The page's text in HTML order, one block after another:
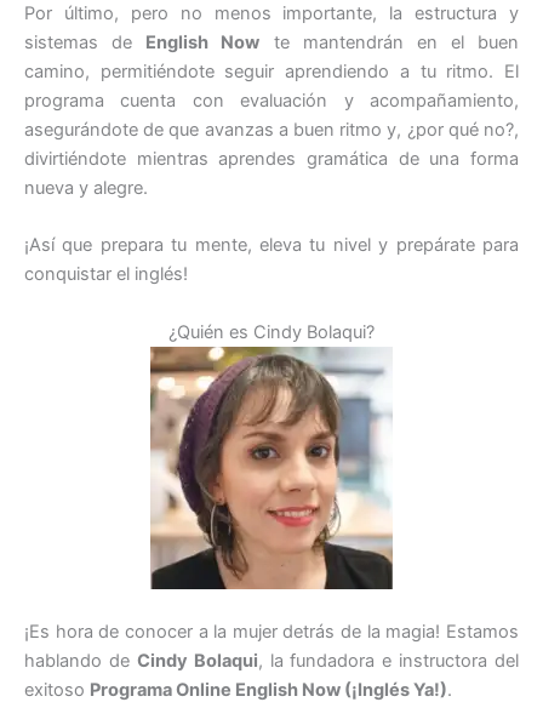
Por último, pero no menos importante, la estructura y
sistemas de English Now te mantendrán en el buen
camino, permitiéndote seguir aprendiendo a tu ritmo. El
programa cuenta con evaluación y acompañamiento,
asegurándote de que avanzas a buen ritmo y, ¿por qué no?,
divirtiéndote mientras aprendes gramática de una forma
nueva y alegre.
¡Así que prepara tu mente, eleva tu nivel y prepárate para
conquistar el inglés!
¿Quién es Cindy Bolaqui?
¡Es hora de conocer a la mujer detrás de la magia! Estamos
hablando de Cindy Bolaqui, la fundadora e instructora del
exitoso Programa Online English Now (¡Inglés Ya!).